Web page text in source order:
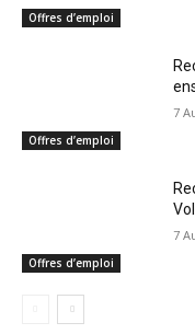
Offres d’emploi
Offres d’emploi
7
Offres d’emploi
7